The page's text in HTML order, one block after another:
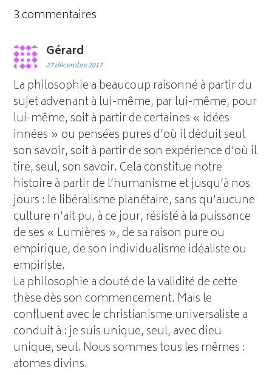
3 commentaires
Gérard
27 décembre 2017
La philosophie a beaucoup raisonné à partir du
sujet advenant à lui-même, par lui-même, pour
lui-même, soit à partir de certaines « idées
innées » ou pensées pures d’où il déduit seul
son savoir, soit à partir de son expérience d’où il
tire, seul, son savoir. Cela constitue notre
histoire à partir de l’humanisme et jusqu’à nos
jours : le libéralisme planétaire, sans qu’aucune
culture n’ait pu, à ce jour, résisté à la puissance
de ses « Lumières », de sa raison pure ou
empirique, de son individualisme idéaliste ou
empiriste.
La philosophie a douté de la validité de cette
thèse dès son commencement. Mais le
confluent avec le christianisme universaliste a
conduit à : je suis unique, seul, avec dieu
unique, seul. Nous sommes tous les mêmes :
atomes divins.